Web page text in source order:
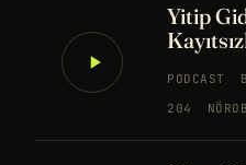
Yitip
PODCAST
204